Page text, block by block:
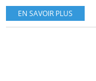
EN SAVOIR PLUS